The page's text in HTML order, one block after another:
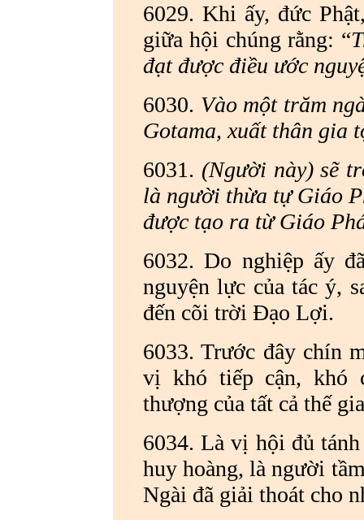
6029. Khi ấy, đức
giữa hội chúng rằng: “
đạt được điều ước
6030. Vào một trăm
Gotama, xuất thân gia
6031. (Người này) sẽ
là người thừa tự Giáo
được tạo ra từ Giáo
6032. Do nghiệp ấy
nguyện lực của tác ý,
đến cõi trời Đạo Lợi.
6033. Trước đây chín
vị khó tiếp cận, khó
thượng của tất cả thế
6034. Là vị hội đủ
huy hoàng, là người
Ngài đã giải thoát cho